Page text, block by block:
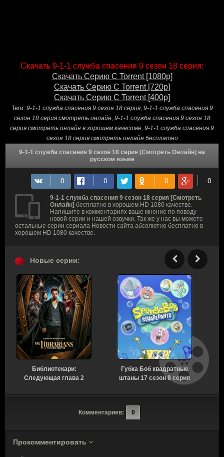
Скачать 9-1-1 служба спасения 9 сезон 18 серия:
Скачать Серию С Torrent [1080p]
Скачать Серию С Torrent [720p]
Скачать Серию С Torrent [400p]
Теги: 9-1-1 служба спасения 9 сезон 18 серия, 9-1-1 служба спасения 9
сезон 18 серия смотреть онлайн, 9-1-1 служба спасения 9 сезон 18
серия смотреть онлайн в хорошем качестве 9-1-1 служба спасения 9
сезон 18 серия смотреть онлайн бесплатно
9-1-1 служба спасения 9 сезон 18 серия [Смотреть Онлайн] на
русском языке
9-1-1 служба спасения 9 сезон 18 серия [Смотреть
Онлайн] бесплатно в хорошем HD 1080 качестве.
Напишите в комментариях ваше мнение по поводу
новой серии и нашей озвучки. Так же у нас вы можете
остальные серии сериала Новости сайта абсолютно бесплатно в
хорошем HD 1080 качестве.
Новые серии:
Библиотекари:
Следующая глава 2
Онлайн]
Губка Боб квадратные
штаны 17 сезон 8 серия
[Смотреть Онлайн]
Комментариев: 0
Прокомментировать